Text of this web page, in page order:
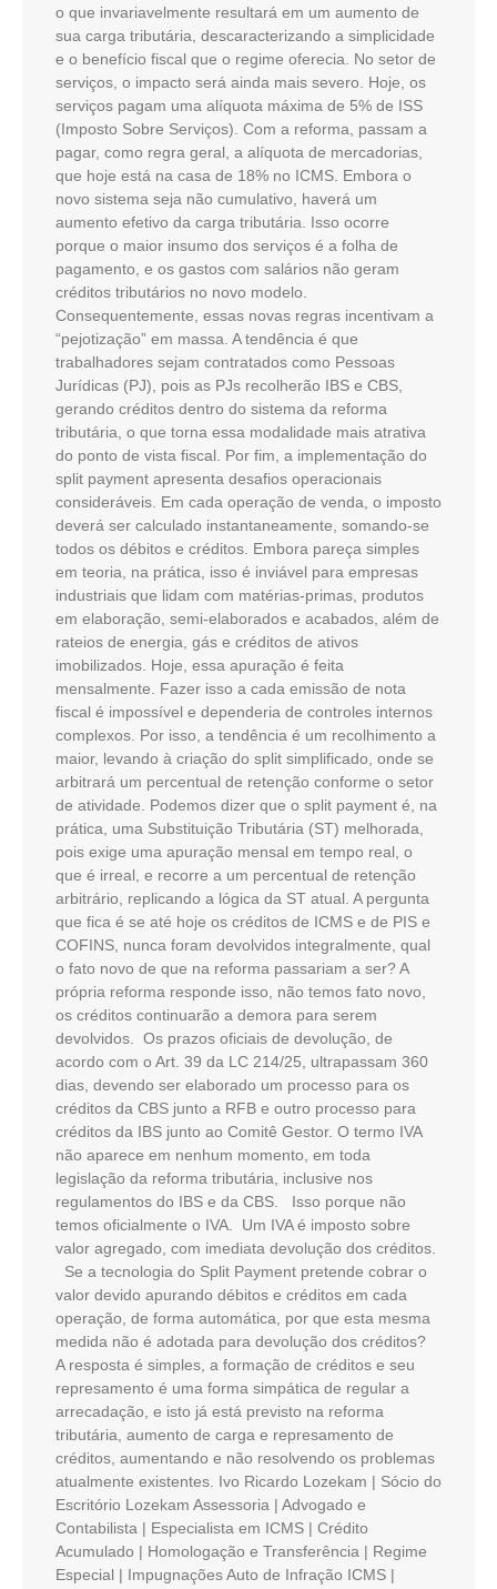
o que invariavelmente resultará em um aumento de
sua carga tributária, descaracterizando a simplicidade
e o benefício fiscal que o regime oferecia. No setor de
serviços, o impacto será ainda mais severo. Hoje, os
serviços pagam uma alíquota máxima de 5% de ISS
(Imposto Sobre Serviços). Com a reforma, passam a
pagar, como regra geral, a alíquota de mercadorias,
que hoje está na casa de 18% no ICMS. Embora o
novo sistema seja não cumulativo, haverá um
aumento efetivo da carga tributária. Isso ocorre
porque o maior insumo dos serviços é a folha de
pagamento, e os gastos com salários não geram
créditos tributários no novo modelo.
Consequentemente, essas novas regras incentivam a
“pejotização” em massa. A tendência é que
trabalhadores sejam contratados como Pessoas
Jurídicas (PJ), pois as PJs recolherão IBS e CBS,
gerando créditos dentro do sistema da reforma
tributária, o que torna essa modalidade mais atrativa
do ponto de vista fiscal. Por fim, a implementação do
split payment apresenta desafios operacionais
consideráveis. Em cada operação de venda, o imposto
deverá ser calculado instantaneamente, somando-se
todos os débitos e créditos. Embora pareça simples
em teoria, na prática, isso é inviável para empresas
industriais que lidam com matérias-primas, produtos
em elaboração, semi-elaborados e acabados, além de
rateios de energia, gás e créditos de ativos
imobilizados. Hoje, essa apuração é feita
mensalmente. Fazer isso a cada emissão de nota
fiscal é impossível e dependeria de controles internos
complexos. Por isso, a tendência é um recolhimento a
maior, levando à criação do split simplificado, onde se
arbitrará um percentual de retenção conforme o setor
de atividade. Podemos dizer que o split payment é, na
prática, uma Substituição Tributária (ST) melhorada,
pois exige uma apuração mensal em tempo real, o
que é irreal, e recorre a um percentual de retenção
arbitrário, replicando a lógica da ST atual. A pergunta
que fica é se até hoje os créditos de ICMS e de PIS e
COFINS, nunca foram devolvidos integralmente, qual
o fato novo de que na reforma passariam a ser? A
própria reforma responde isso, não temos fato novo,
os créditos continuarão a demora para serem
devolvidos. Os prazos oficiais de devolução, de
acordo com o Art. 39 da LC 214/25, ultrapassam 360
dias, devendo ser elaborado um processo para os
créditos da CBS junto a RFB e outro processo para
créditos da IBS junto ao Comitê Gestor. O termo IVA
não aparece em nenhum momento, em toda
legislação da reforma tributária, inclusive nos
regulamentos do IBS e da CBS. Isso porque não
temos oficialmente o IVA. Um IVA é imposto sobre
valor agregado, com imediata devolução dos créditos.
Se a tecnologia do Split Payment pretende cobrar o
valor devido apurando débitos e créditos em cada
operação, de forma automática, por que esta mesma
medida não é adotada para devolução dos créditos?
A resposta é simples, a formação de créditos e seu
represamento é uma forma simpática de regular a
arrecadação, e isto já está previsto na reforma
tributária, aumento de carga e represamento de
créditos, aumentando e não resolvendo os problemas
atualmente existentes. Ivo Ricardo Lozekam | Sócio do
Escritório Lozekam Assessoria | Advogado e
Contabilista | Especialista em ICMS | Crédito
Acumulado | Homologação e Transferência | Regime
Especial | Impugnações Auto de Infração ICMS |